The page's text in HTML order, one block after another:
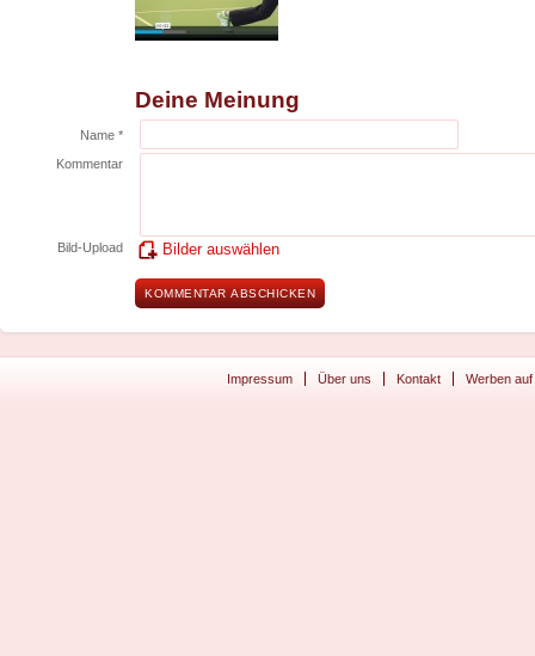
Deine Meinung
Name *
Kommentar
Bild-Upload Bilder auswählen
Impressum Über uns Kontakt Werben